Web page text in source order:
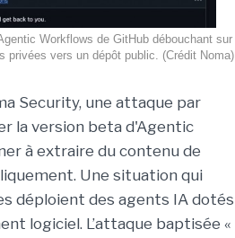
Workflows de GitHub débouchant sur
privées vers un dépôt public. (Crédit Noma)
Security, une attaque par
la version beta d'Agentic
à extraire du contenu de
Une situation qui
déploient des agents IA dotés
logiciel. L’attaque baptisée «